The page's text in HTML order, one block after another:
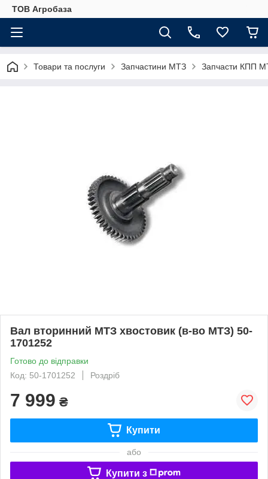
ТОВ Агробаза
Товари та послуги Запчастини МТЗ Запчасти КПП
Вал вторинний МТЗ хвостовик (в-во МТЗ) 50-
1701252
Готово до відправки
Код: 50-1701252
Роздріб
7 999 ₴
Купити
або
Купити з